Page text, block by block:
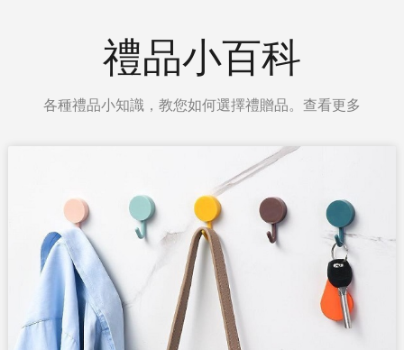
禮品小百科
各種禮品小知識，教您如何選擇禮贈品。 查看更多